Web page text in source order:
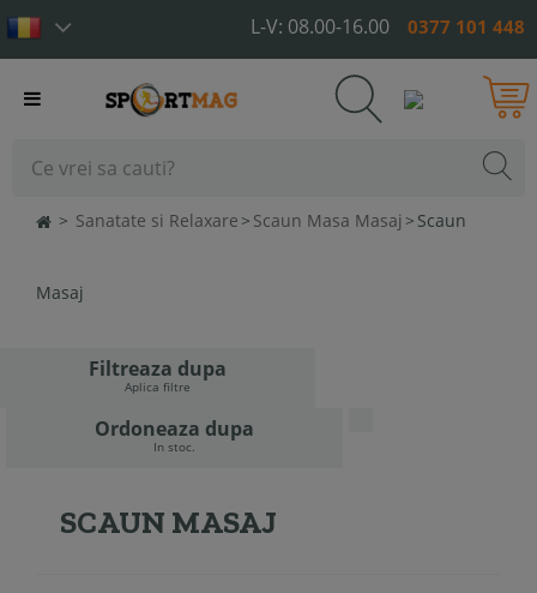
L-V: 08.00-16.00 0377 101 448
Toggle
> Sanatate si Relaxare > Scaun Masa Masaj > Scaun
Masaj
Filtreaza dupa
Aplica filtre
Ordoneaza dupa
In stoc.
SCAUN MASAJ